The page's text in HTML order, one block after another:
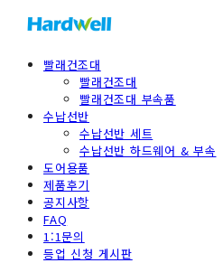
빨래건조대
빨래건조대
빨래건조대 부속품
수납선반
수납선반 세트
수납선반 하드웨어 & 부속
도어용품
제품후기
공지사항
FAQ
1:1문의
등업 신청 게시판